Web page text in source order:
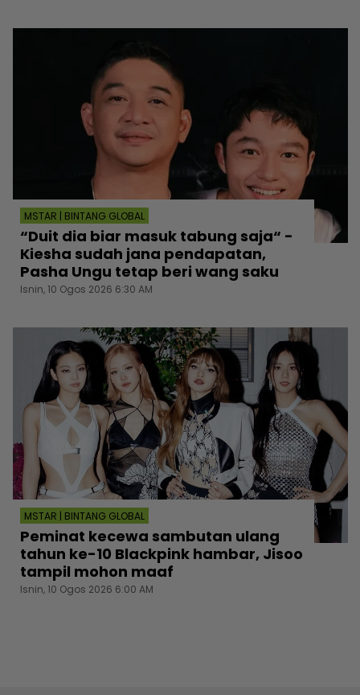
MSTAR | BINTANG GLOBAL
“Duit dia biar masuk tabung saja“ -
Kiesha sudah jana pendapatan,
Pasha Ungu tetap beri wang saku
Isnin, 10 Ogos 2026 6:30 AM
MSTAR | BINTANG GLOBAL
Peminat kecewa sambutan ulang
tahun ke-10 Blackpink hambar, Jisoo
tampil mohon maaf
Isnin, 10 Ogos 2026 6:00 AM